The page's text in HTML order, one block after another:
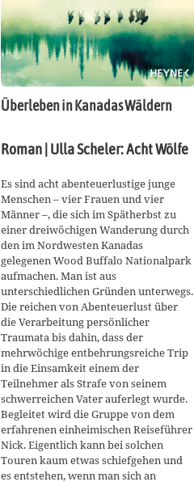
Überleben in Kanadas Wäldern
Roman | Ulla Scheler: Acht Wölfe
Es sind acht abenteuerlustige junge
Menschen – vier Frauen und vier
Männer –, die sich im Spätherbst zu
einer dreiwöchigen Wanderung durch
den im Nordwesten Kanadas
gelegenen Wood Buffalo Nationalpark
aufmachen. Man ist aus
unterschiedlichen Gründen unterwegs.
Die reichen von Abenteuerlust über
die Verarbeitung persönlicher
Traumata bis dahin, dass der
mehrwöchige entbehrungsreiche Trip
in die Einsamkeit einem der
Teilnehmer als Strafe von seinem
schwerreichen Vater auferlegt wurde.
Begleitet wird die Gruppe von dem
erfahrenen einheimischen Reiseführer
Nick. Eigentlich kann bei solchen
Touren kaum etwas schiefgehen und
es entstehen, wenn man sich an